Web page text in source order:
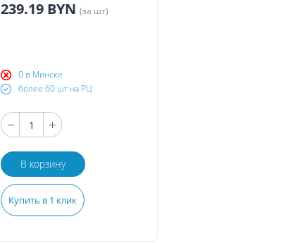
239.19 BYN (за шт)
0 в Минске
более 60 шт на РЦ
В корзину
Купить в 1 клик